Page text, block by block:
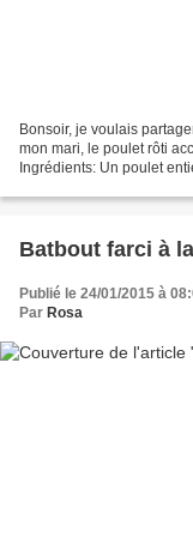
Bonsoir, je voulais
mon mari, le poulet rôti
Ingrédients: Un poulet
Batbout farci à
Publié le 24/01/2015 à
Par Rosa